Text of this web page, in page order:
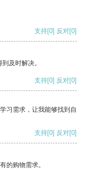
支持[0] 反对[0]
及时解决。
支持[0] 反对[0]
习需求，让我能够找到自
支持[0] 反对[0]
的购物需求。